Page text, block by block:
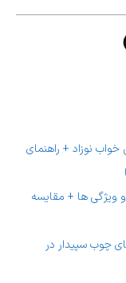
باکتریال
اورتان مخصوص
نوزاد + راهنمای
ها + مقایسه
چوب سپیدار در